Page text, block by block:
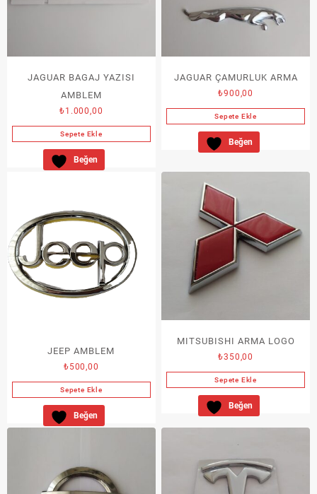
sayfasından
seçilebilir
JAGUAR BAGAJ YAZISI
AMBLEM
₺1.000,00
Sepete Ekle
Beğen
JAGUAR ÇAMURLUK ARMA
₺900,00
Sepete Ekle
Beğen
JEEP AMBLEM
₺500,00
Sepete Ekle
Beğen
MITSUBISHI ARMA LOGO
₺350,00
Sepete Ekle
Beğen